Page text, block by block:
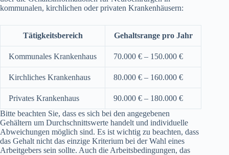
kommunalen, kirchlichen oder privaten Krankenhäusern:
Tätigkeitsbereich Gehaltsrange pro Jahr
Kommunales Krankenhaus 70.000 € – 150.000 €
Kirchliches Krankenhaus 80.000 € – 160.000 €
Privates Krankenhaus
90.000 € – 180.000 €
Bitte beachten Sie, dass es sich bei den angegebenen
Gehältern um Durchschnittswerte handelt und individuelle
Abweichungen möglich sind. Es ist wichtig zu beachten, dass
das Gehalt nicht das einzige Kriterium bei der Wahl eines
Arbeitgebers sein sollte. Auch die Arbeitsbedingungen, das